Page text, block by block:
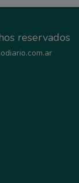
reservados